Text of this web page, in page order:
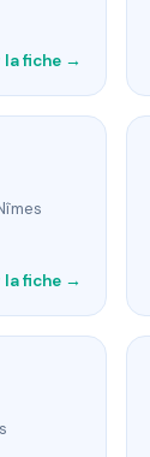
la fiche →
la fiche →